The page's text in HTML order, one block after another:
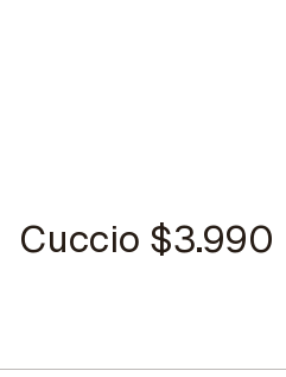
Cuccio $3.990